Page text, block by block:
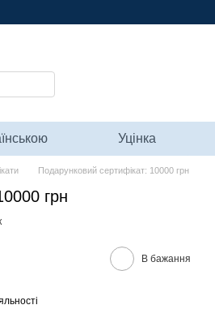
Уцінка
Подарунковий сертифікат: 10000 грн
грн
В бажання